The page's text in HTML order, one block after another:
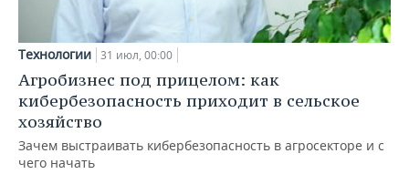
Технологии 31 июл, 00:00
Агробизнес под прицелом: как
кибербезопасность приходит в сельское
хозяйство
Зачем выстраивать кибербезопасность в агросекторе и с
чего начать